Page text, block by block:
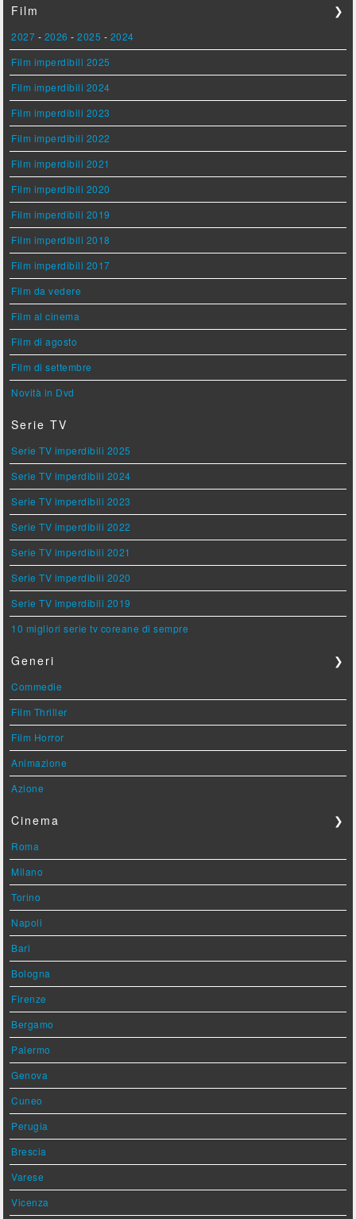
Film
❯
2027 - 2026 -2025 - 2024
Film imperdibili 2025
Film imperdibili 2024
Film imperdibili 2023
Film imperdibili 2022
Film imperdibili 2021
Film imperdibili 2020
Film imperdibili 2019
Film imperdibili 2018
Film imperdibili 2017
Film da vedere
Film al cinema
Film di agosto
Film di settembre
Novità in Dvd
Serie TV
Serie TV imperdibili 2025
Serie TV imperdibili 2024
Serie TV imperdibili 2023
Serie TV imperdibili 2022
Serie TV imperdibili 2021
Serie TV imperdibili 2020
Serie TV imperdibili 2019
10 migliori serie tv coreane di sempre
Generi ❯
Commedie
Film Thriller
Film Horror
Animazione
Azione
Cinema ❯
Roma
Milano
Torino
Napoli
Bari
Bologna
Firenze
Bergamo
Palermo
Genova
Cuneo
Perugia
Brescia
Varese
Vicenza